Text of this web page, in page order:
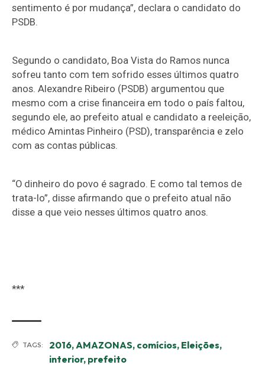
sentimento é por mudança”, declara o candidato do
PSDB.
Segundo o candidato, Boa Vista do Ramos nunca
sofreu tanto com tem sofrido esses últimos quatro
anos. Alexandre Ribeiro (PSDB) argumentou que
mesmo com a crise financeira em todo o país faltou,
segundo ele, ao prefeito atual e candidato a reeleição,
médico Amintas Pinheiro (PSD), transparência e zelo
com as contas públicas.
“O dinheiro do povo é sagrado. E como tal temos de
trata-lo”, disse afirmando que o prefeito atual não
disse a que veio nesses últimos quatro anos.
***
TAGS: 2016, AMAZONAS, comícios, Eleições,
interior, prefeito